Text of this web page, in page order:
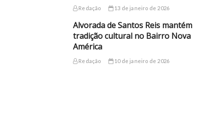
Redação 13 de janeiro de 2026
Alvorada de Santos Reis mantém
tradição cultural no Bairro Nova
América
Redação 10 de janeiro de 2026